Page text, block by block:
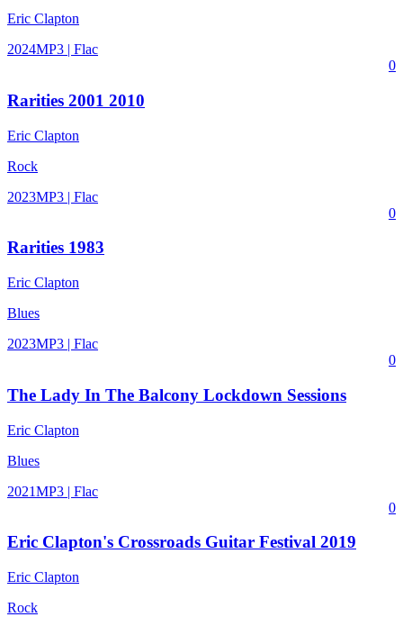
Eric Clapton
2024MP3 | Flac
0
Rarities 2001 2010
Eric Clapton
Rock
2023MP3 | Flac
0
Rarities 1983
Eric Clapton
Blues
2023MP3 | Flac
0
The Lady In The Balcony Lockdown Sessions
Eric Clapton
Blues
2021MP3 | Flac
0
Eric Clapton's Crossroads Guitar Festival 2019
Eric Clapton
Rock